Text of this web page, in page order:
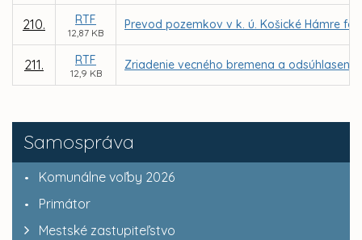
Samospráva
Komunálne voľby 2026
Primátor
Mestské zastupiteľstvo
210. RTF
12,87 KB
Prevod pozemkov v k. ú. Košické Hámre
211. RTF
12,9 KB
Zriadenie vecného bremena a